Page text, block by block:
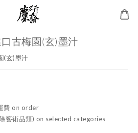
古梅園(玄)墨汁
(玄)墨汁
費 on order
藝術品類) on selected categories